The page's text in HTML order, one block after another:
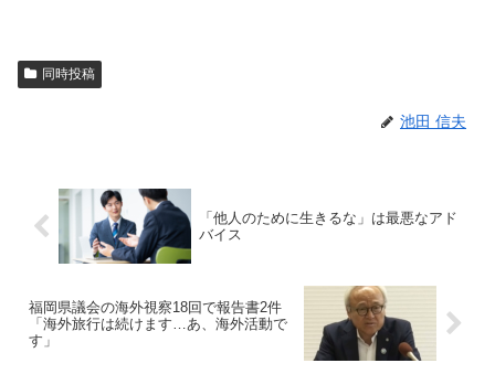
同時投稿
池田 信夫
「他人のために生きるな」は最悪なアド
バイス
福岡県議会の海外視察18回で報告書2件
「海外旅行は続けます…あ、海外活動で
す」